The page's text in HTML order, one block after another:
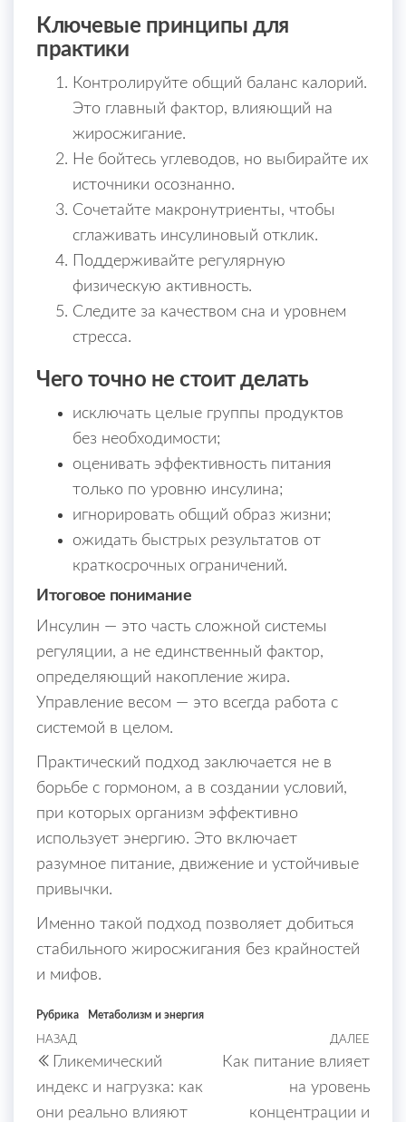
Ключевые принципы для
практики
Контролируйте общий баланс калорий.
Это главный фактор, влияющий на
жиросжигание.
Не бойтесь углеводов, но выбирайте их
источники осознанно.
Сочетайте макронутриенты, чтобы
сглаживать инсулиновый отклик.
Поддерживайте регулярную
физическую активность.
Следите за качеством сна и уровнем
стресса.
Чего точно не стоит делать
исключать целые группы продуктов
без необходимости;
оценивать эффективность питания
только по уровню инсулина;
игнорировать общий образ жизни;
ожидать быстрых результатов от
краткосрочных ограничений.
Итоговое понимание
Инсулин — это часть сложной системы
регуляции, а не единственный фактор,
определяющий накопление жира.
Управление весом — это всегда работа с
системой в целом.
Практический подход заключается не в
борьбе с гормоном, а в создании условий,
при которых организм эффективно
использует энергию. Это включает
разумное питание, движение и устойчивые
привычки.
Именно такой подход позволяет добиться
стабильного жиросжигания без крайностей
и мифов.
Рубрика Метаболизм и энергия
Навигация
по
записям
Предыдущая
запись
НАЗАД
Гликемический
индекс и нагрузка: как
они реально влияют
ДАЛЕЕ
Как питание влияет
на уровень
концентрации и